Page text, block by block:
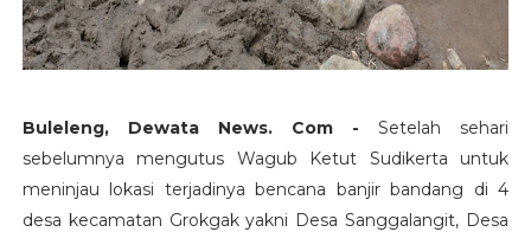
Buleleng, Dewata News. Com - Setelah sehari
sebelumnya mengutus Wagub Ketut Sudikerta untuk
meninjau lokasi terjadinya bencana banjir bandang di 4
desa kecamatan Grokgak yakni Desa Sanggalangit, Desa